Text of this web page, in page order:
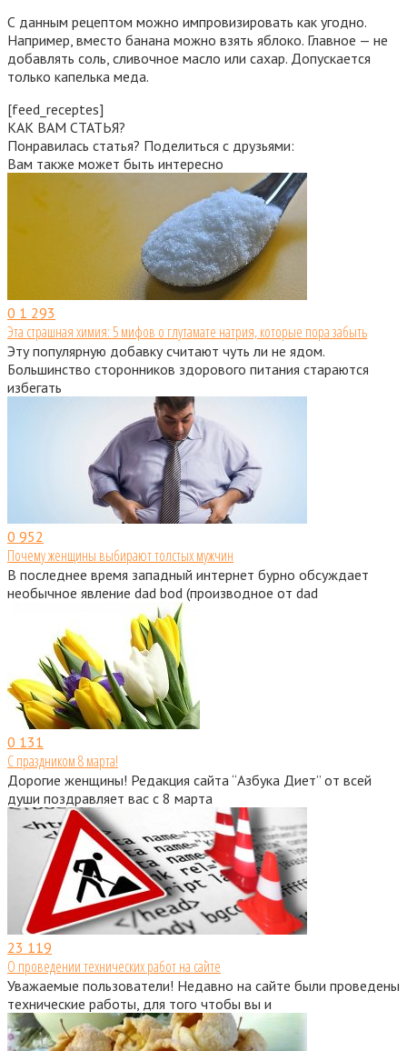
С данным рецептом можно импровизировать как угодно.
Например, вместо банана можно взять яблоко. Главное — не
добавлять соль, сливочное масло или сахар. Допускается
только капелька меда.
[feed_receptes]
КАК ВАМ СТАТЬЯ?
Понравилась статья? Поделиться с друзьями:
Вам также может быть интересно
0 1 293
Эта страшная химия: 5 мифов о глутамате натрия, которые пора забыть
Эту популярную добавку считают чуть ли не ядом.
Большинство сторонников здорового питания стараются
избегать
0 952
Почему женщины выбирают толстых мужчин
В последнее время западный интернет бурно обсуждает
необычное явление dad bod (производное от dad
0 131
С праздником 8 марта!
Дорогие женщины! Редакция сайта “Азбука Диет” от всей
души поздравляет вас с 8 марта
23 119
О проведении технических работ на сайте
Уважаемые пользователи! Недавно на сайте были проведены
технические работы, для того чтобы вы и